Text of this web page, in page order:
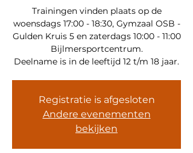
Trainingen vinden plaats op de
woensdags 17:00 - 18:30, Gymzaal OSB -
Gulden Kruis 5 en zaterdags 10:00 - 11:00
Bijlmersportcentrum.
Deelname is in de leeftijd 12 t/m 18 jaar.
Registratie is afgesloten
Andere evenementen
bekijken